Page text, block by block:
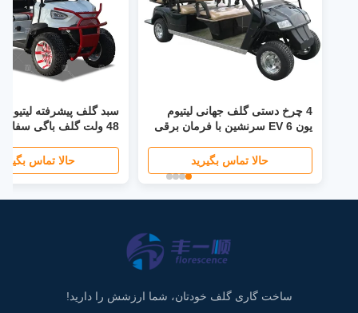
4 چرخ دستی گلف جهانی لیتیوم
یون EV 6 سرنشین با فرمان برقی
حالا تماس بگیرید
48 ولت گلف باگی سفارشی
حالا تماس
ساخت گاری گلف خودتان، شما ارزشش را دارید!